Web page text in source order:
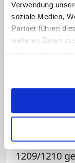
Verwendung
soziale Medien,
Partner führen
weiteren Daten
wirklich
zugeordnet
1294
wird seine
1209/1210